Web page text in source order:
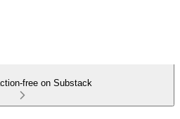
free on Substack